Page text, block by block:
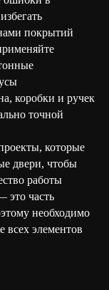
покрытий
коробки и ручек
точной
которые
двери, чтобы
работы
это часть
необходимо
всех элементов